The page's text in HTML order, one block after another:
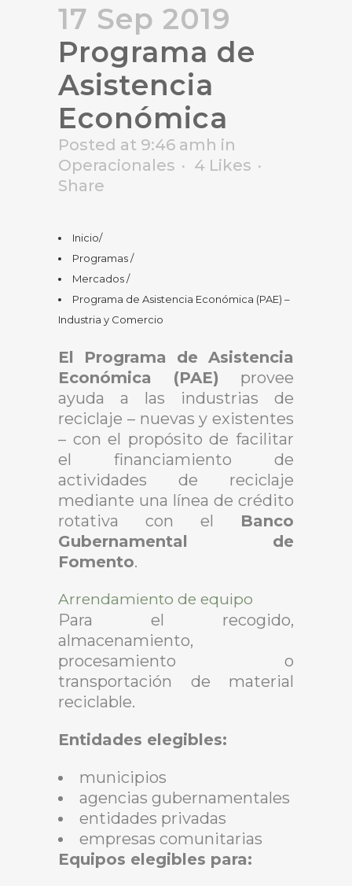
17 Sep 2019
Programa de
Asistencia
Económica
Posted at 9:46 amh in
Operacionales
4 Likes
Share
Inicio/
Programas/
Mercados/
Programa de Asistencia Económica (PAE) –
Industria y Comercio
El Programa de Asistencia
Económica (PAE) provee
ayuda a las industrias de
reciclaje – nuevas y existentes
– con el propósito de facilitar
el financiamiento de
actividades de reciclaje
mediante una línea de crédito
rotativa con el Banco
Gubernamental de
Fomento.
Arrendamiento de equipo
Para el recogido,
almacenamiento,
procesamiento o
transportación de material
reciclable.
Entidades elegibles:
municipios
agencias gubernamentales
entidades privadas
empresas comunitarias
Equipos elegibles para: